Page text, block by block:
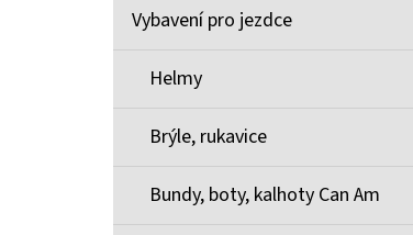
Vybavení pro jezdce
Helmy
Brýle, rukavice
Bundy, boty, kalhoty Can Am